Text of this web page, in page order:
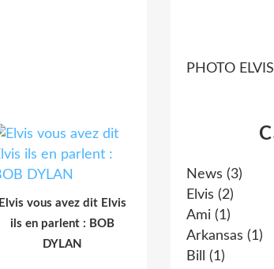
Elvis vous avez dit Elvis
ils en parlent : BOB
DYLAN
News (3)
Elvis (2)
Ami (1)
Arkansas (1)
Bill
(1)
PHOTO ELVIS